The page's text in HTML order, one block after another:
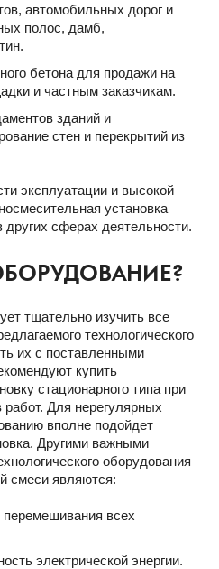
автомобильных дорог и
полос, дамб,
бетона для продажи на
и частным заказчикам.
зданий и
стен и перекрытий из
эксплуатации и высокой
установка
других сферах деятельности.
тщательно изучить все
технологического
их с поставленными
купить
стационарного типа при
Для нерегулярных
вполне подойдет
Другими важными
оборудования
смеси являются:
всех
электрической энергии.